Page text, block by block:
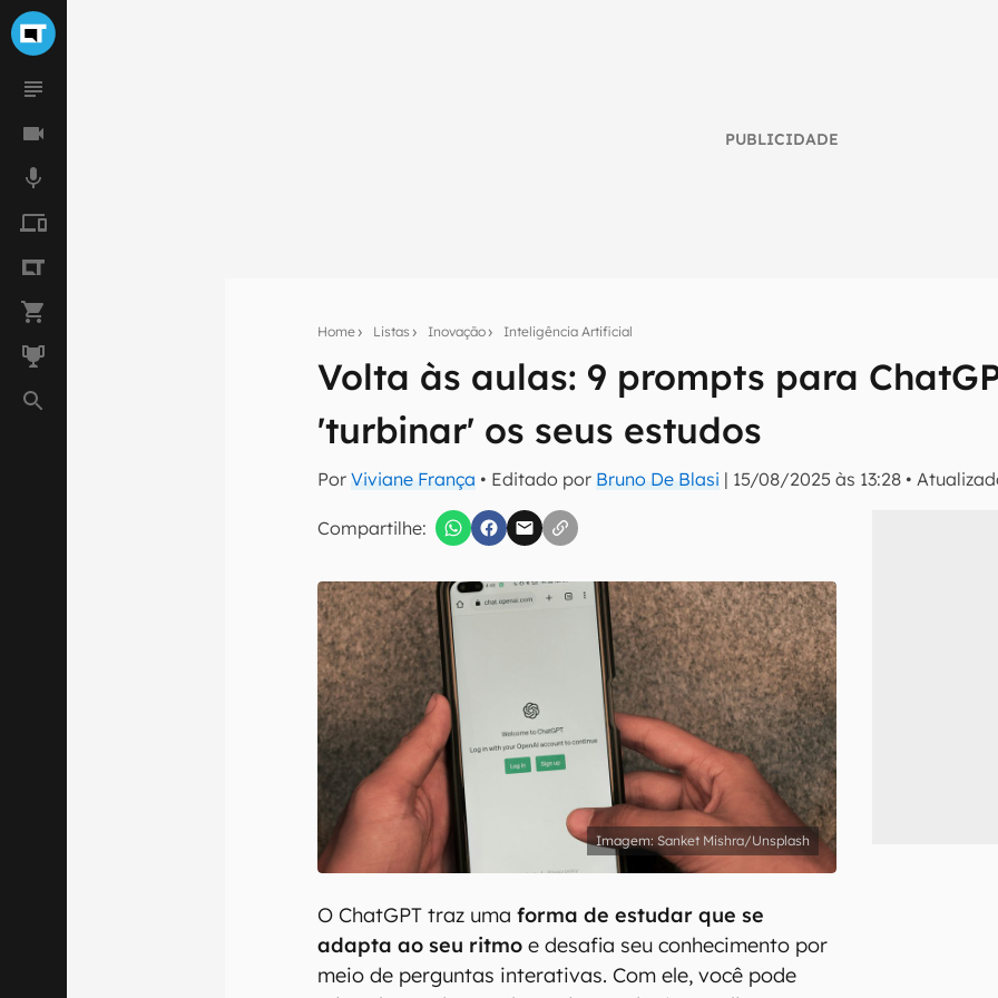
PUBLICIDADE
Home Listas Inovação Inteligência Artificial
Volta às aulas: 9 prompts para
'turbinar' os seus estudos
PorViviane França • Editado por Bruno De Blasi | 15/08/2025 às 13:28 •
Compartilhe:
Seu resumo inteligente do mundo tech!
Assine a newsletter do Canaltech e receba notícias e reviews sobre tecnologia
inscreva-se
Confirmo que li, aceito e concordo com os Termos de Uso e Política de Privacidade do
Sanket Mishra/Unsplash
O ChatGPT traz umaforma de estudar que se
adapta ao seu ritmo e desafia seu conhecimento por
meio de perguntas interativas. Com ele, você pode